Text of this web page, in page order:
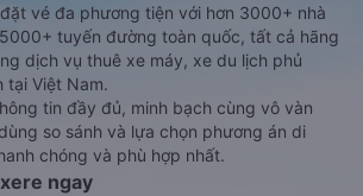
vé đa phương tiện với hơn 3000+ nhà
tuyến đường toàn quốc, tất cả hãng
dịch vụ thuê xe máy, xe du lịch phủ
tại Việt Nam.
tin đầy đủ, minh bạch cùng vô vàn
so sánh và lựa chọn phương án di
chóng và phù hợp nhất.
ngay